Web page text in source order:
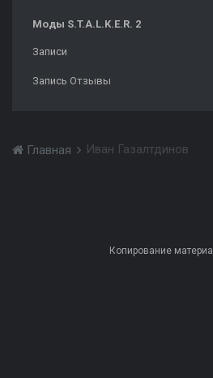
Моды S.T.A.L.K.E.R. 2
Записи
Запись Отзывы
Главная Иван Газалтдинов
Копирование